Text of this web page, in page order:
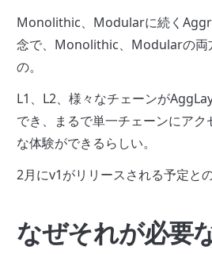
Monolithic、Modularに続く
念で、Monolithic、Modularの両
の。
L1、L2、様々なチェーンが
でき、まるで単一チェーンにアク
な体験ができるらしい。
2月にv1がリリースされる予定との
なぜそれが必要